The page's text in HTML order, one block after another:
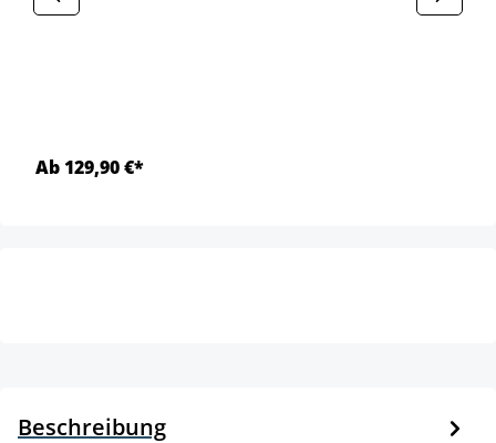
Ab 129,90 €*
Beschreibung